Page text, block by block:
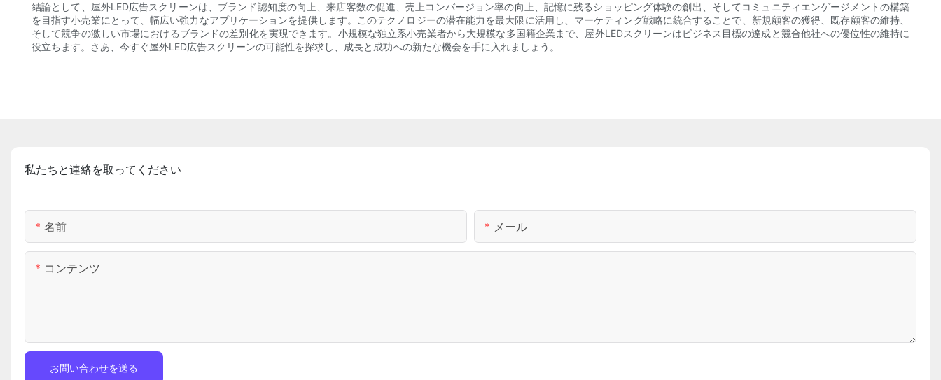
結論として、屋外LED広告スクリーンは、ブランド認知度の向上、来店客数の促進、売上コンバージョン率の向上、記憶に残るショッピング体験の創出、そしてコミュニティエンゲージメントの構築
を目指す小売業にとって、幅広い強力なアプリケーションを提供します。このテクノロジーの潜在能力を最大限に活用し、マーケティング戦略に統合することで、新規顧客の獲得、既存顧客の維持、
そして競争の激しい市場におけるブランドの差別化を実現できます。小規模な独立系小売業者から大規模な多国籍企業まで、屋外LEDスクリーンはビジネス目標の達成と競合他社への優位性の維持に
役立ちます。さあ、今すぐ屋外LED広告スクリーンの可能性を探求し、成長と成功への新たな機会を手に入れましょう。
私たちと連絡を取ってください
名前 メール
コンテンツ
お問い合わせを送る